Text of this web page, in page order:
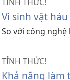
TỈNH THỨC!
Vi sinh vật
So với công
TỈNH THỨC!
Khả năng làm